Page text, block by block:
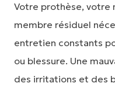
Votre prothèse, votre
membre résiduel
entretien constants
ou blessure. Une
des irritations et des